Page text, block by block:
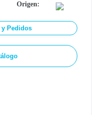
Origen:
Pedidos